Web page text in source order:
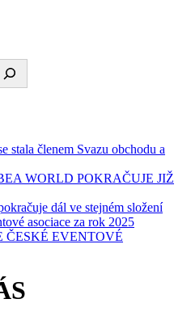
stala členem Svazu obchodu a
WORLD POKRAČUJE JIŽ
dál ve stejném složení
asociace za rok 2025
ČESKÉ EVENTOVÉ